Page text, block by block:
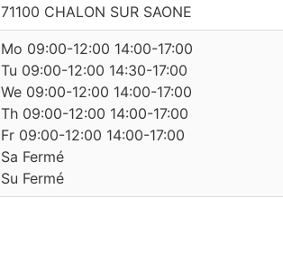
71100 CHALON SUR SAONE
Mo 09:00-12:00 14:00-17:00
Tu 09:00-12:00 14:30-17:00
We 09:00-12:00 14:00-17:00
Th 09:00-12:00 14:00-17:00
Fr 09:00-12:00 14:00-17:00
Sa Fermé
Su Fermé